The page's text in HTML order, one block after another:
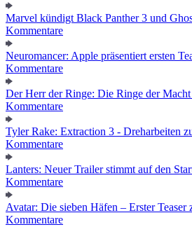
Marvel kündigt Black Panther 3 und
Kommentare
Neuromancer: Apple präsentiert ersten
Kommentare
Der Herr der Ringe: Die Ringe der
Kommentare
Tyler Rake: Extraction 3 - Dreharbeiten
Kommentare
Lanters: Neuer Trailer stimmt auf den
Kommentare
Avatar: Die sieben Häfen – Erster Teaser
Kommentare